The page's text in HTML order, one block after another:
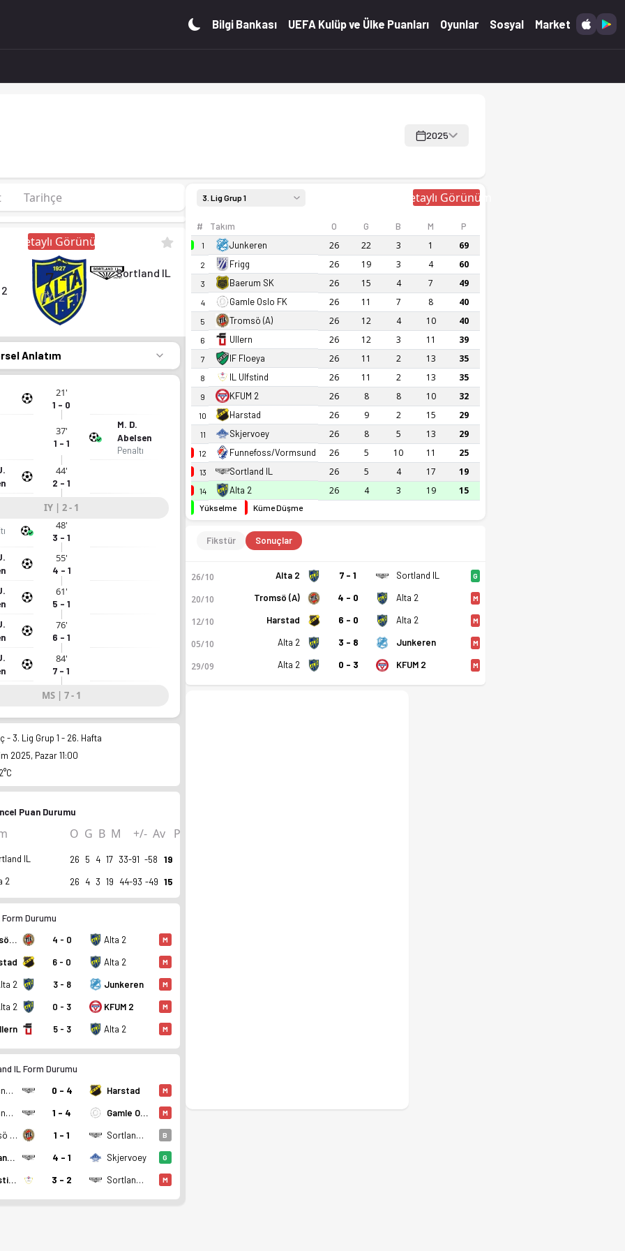
fikstür ve canlı skor Ofsayt'ta.
Bilgi Bankası UEFA Kulüp ve Ülke Puanları Oyunlar Sosyal Market
fikstür ve canlı skor Ofsayt'ta.
2025
Tarihçe
Detaylı Görünüm
MS
7 - 1
(İY:2-1)
Sortland IL
Anlatım
21'
1 - 0
37'
1 - 1
M. D.
Abelsen
Penaltı
44'
2 - 1
IY | 2 - 1
48'
3 - 1
55'
4 - 1
61'
5 - 1
76'
6 - 1
84'
7 - 1
MS | 7 - 1
- 3. Lig Grup 1 - 26. Hafta
2025, Pazar 11:00
Puan Durumu
O G B M +/- Av P
IL 26 5 4 17 33-91 -58
19
2 26 4 3 19 44-93 -49 15
Durumu
Tromsö (A) 4 - 0 Alta 2 M
6 - 0 Alta 2 M
2 3 - 8 Junkeren M
2 0 - 3 KFUM 2 M
5 - 3 Alta 2 M
IL Form Durumu
Sortland IL 0 - 4 Harstad M
Sortland IL 1 - 4 Gamle Oslo FK M
Tromsö (A) 1 - 1 Sortland IL B
Sortland IL 4 - 1 Skjervoey G
IL Ulfstind 3 - 2 Sortland IL M
3. Lig Grup 1 Detaylı Görünüm
# Takım O G B M P
1 Junkeren 26 22 3 1 69
2 Frigg 26 19 3 4 60
3 Baerum SK 26 15 4 7 49
4 Gamle Oslo FK 26 11 7 8 40
5 Tromsö (A) 26 12 4 10 40
6 Ullern 26 12 3 11 39
7 IF Floeya 26 11 2 13 35
8 IL Ulfstind 26 11 2 13 35
9 KFUM 2 26 8 8 10 32
10 Harstad 26 9 2 15 29
11 Skjervoey 26 8 5 13 29
12 Funnefoss/Vormsund 26 5 10 11 25
13 Sortland IL 26 5 4 17 19
14 Alta 2 26 4 3 19 15
Yükselme Küme Düşme
Fikstür Sonuçlar
26/10 Alta 2 7 - 1 Sortland IL G
20/10 Tromsö (A) 4 - 0 Alta 2 M
12/10 Harstad 6 - 0 Alta 2 M
05/10 Alta 2 3 - 8 Junkeren M
29/09 Alta 2 0 - 3 KFUM 2 M